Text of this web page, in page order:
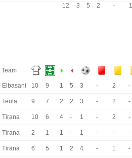
12 3 5 2 - 1
Team
Elbasani 10 9 1 5 3 - 2 -
Teuta 9 7 2 2 3 - 2 -
Tirana 10 6 4 - 1 - 2 -
Tirana 2 1 1 - 1 - - -
Tirana 6 5 1 2 4 - 1 -